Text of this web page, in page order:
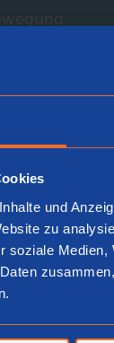
und
zu
soziale
aus